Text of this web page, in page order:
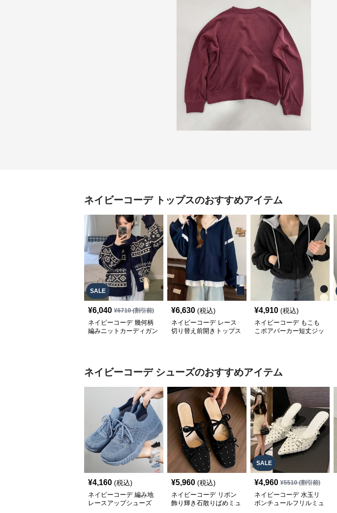
ネイビーコーデ トップスのおすすめアイテム
SALE
¥6,040 ¥6710(割引前)
ネイビーコーデ 幾何柄
編みニットカーディガン
¥6,630 (税込)
ネイビーコーデ レース
切り替え前開きトップス
¥4,910 (税込)
ネイビーコーデ もこも
こボアパーカー短丈ジッ
ネイビーコーデ シューズのおすすめアイテム
¥4,160 (税込)
ネイビーコーデ 編み地
レースアップシューズ
¥5,960 (税込)
ネイビーコーデ リボン
飾り輝き石散りばめミュ
SALE
¥4,960 ¥5510(割引前)
ネイビーコーデ 水玉リ
ボンチュールフリルミュ